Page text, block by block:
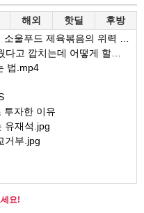
해외 핫딜 후방
푸드 제육볶음의 위력 ㅋㅋ
깝치는데 어떻게 할까요?
법.mp4
투자한 이유
유재석.jpg
거부.jpg
요!